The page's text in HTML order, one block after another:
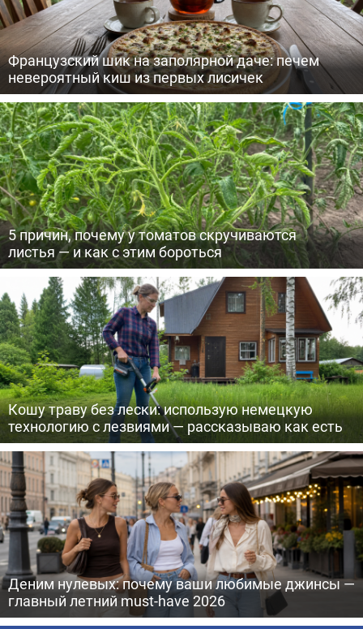
Французский шик на заполярной даче: печем
невероятный киш из первых лисичек
5 причин, почему у томатов скручиваются
листья — и как с этим бороться
Кошу траву без лески: использую немецкую
технологию с лезвиями — рассказываю как есть
Деним нулевых: почему ваши любимые джинсы —
главный летний must-have 2026